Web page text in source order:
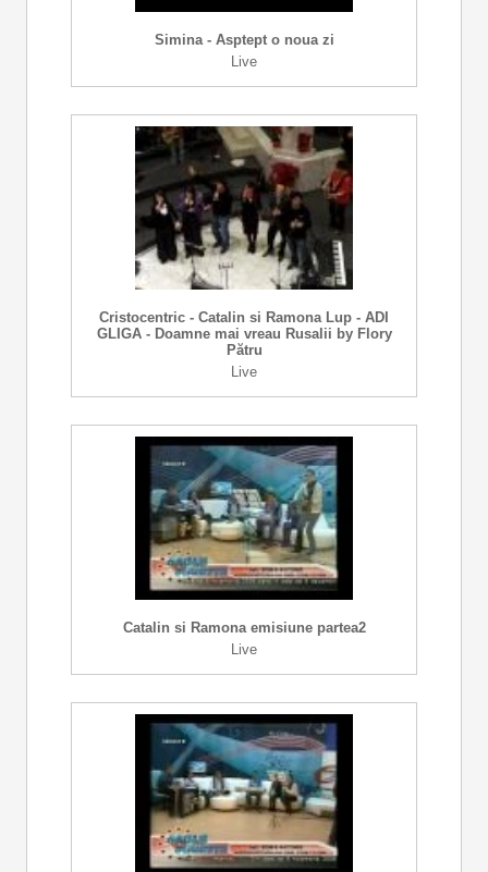
Simina - Asptept o noua zi
Live
Cristocentric - Catalin si Ramona Lup - ADI
GLIGA - Doamne mai vreau Rusalii by Flory
Pătru
Live
Catalin si Ramona emisiune partea2
Live